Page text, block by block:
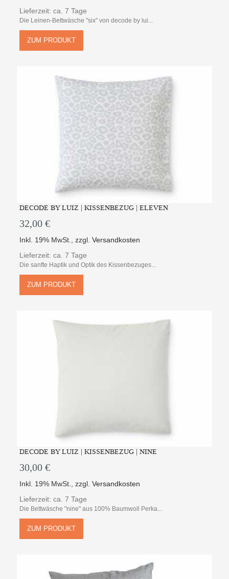
Lieferzeit: ca. 7 Tage
Die Leinen-Bettwäsche "six" von decode by lui...
ZUM PRODUKT
DECODE BY LUIZ | KISSENBEZUG | ELEVEN
32,00 €
Inkl. 19% MwSt. ,zzgl.Versandkosten
Lieferzeit: ca. 7 Tage
Die sanfte Haptik und Optik des Kissenbezuges...
ZUM PRODUKT
DECODE BY LUIZ | KISSENBEZUG | NINE
30,00 €
Inkl. 19% MwSt.,zzgl.Versandkosten
Lieferzeit: ca. 7 Tage
Die Bettwäsche "nine" aus 100% Baumwoll Perka...
ZUM PRODUKT